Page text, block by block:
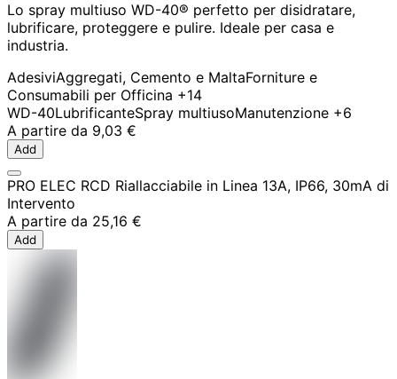
Lo spray multiuso WD-40® perfetto per disidratare,
lubrificare, proteggere e pulire. Ideale per casa e
industria.
AdesiviAggregati, Cemento e MaltaForniture e
Consumabili per Officina +14
WD-40LubrificanteSpray multiusoManutenzione +6
A partire da 9,03 €
Add
PRO ELEC RCD Riallacciabile in Linea 13A, IP66, 30mA di
Intervento
A partire da 25,16 €
Add